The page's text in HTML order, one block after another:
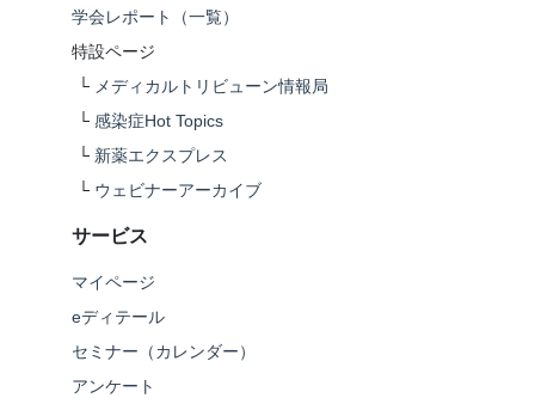
学会レポート（一覧）
特設ページ
└ メディカルトリビューン情報局
└ 感染症Hot Topics
└ 新薬エクスプレス
└ ウェビナーアーカイブ
サービス
マイページ
eディテール
セミナー（カレンダー）
アンケート